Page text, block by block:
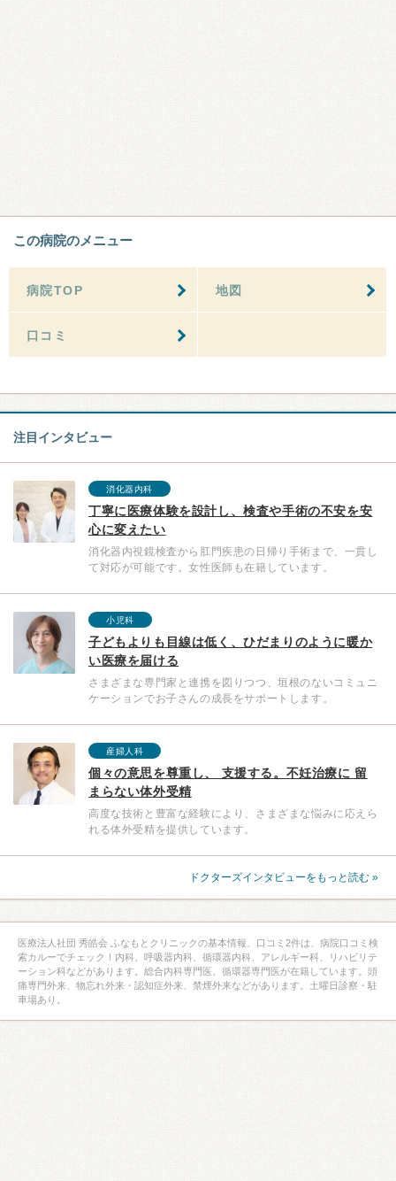
この病院のメニュー
病院TOP 地図
口コミ
注目インタビュー
消化器内科
丁寧に医療体験を設計し、検査や手術の不安を安
心に変えたい
消化器内視鏡検査から肛門疾患の日帰り手術まで、一貫し
て対応が可能です。女性医師も在籍しています。
小児科
子どもよりも目線は低く、ひだまりのように暖か
い医療を届ける
さまざまな専門家と連携を図りつつ、垣根のないコミュニ
ケーションでお子さんの成長をサポートします。
産婦人科
個々の意思を尊重し、 支援する。不妊治療に 留
まらない体外受精
高度な技術と豊富な経験により、さまざまな悩みに応えら
れる体外受精を提供しています。
ドクターズインタビューをもっと読む »
医療法人社団 秀皓会 ふなもとクリニックの基本情報、口コミ2件は、病院口コミ検
索カルーでチェック！内科、呼吸器内科、循環器内科、アレルギー科、リハビリテ
ーション科などがあります。総合内科専門医、循環器専門医が在籍しています。頭
痛専門外来、物忘れ外来・認知症外来、禁煙外来などがあります。土曜日診察・駐
車場あり。